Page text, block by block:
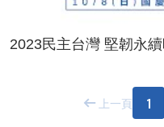
2023民主台灣 堅韌永
上一頁 1